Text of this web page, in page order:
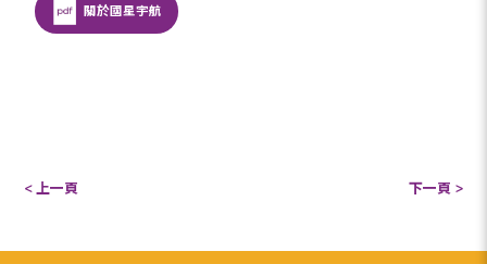
關於國星宇航
< 上一頁 下一頁 >